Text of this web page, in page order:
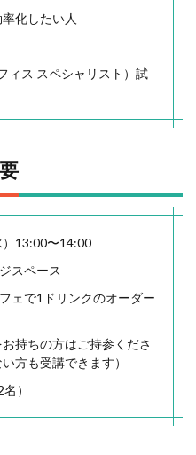
化したい人
ィス スペシャリスト）試
13:00〜14:00
スペース
で1ドリンクのオーダー
持ちの方はご持参くださ
方も受講できます）
）